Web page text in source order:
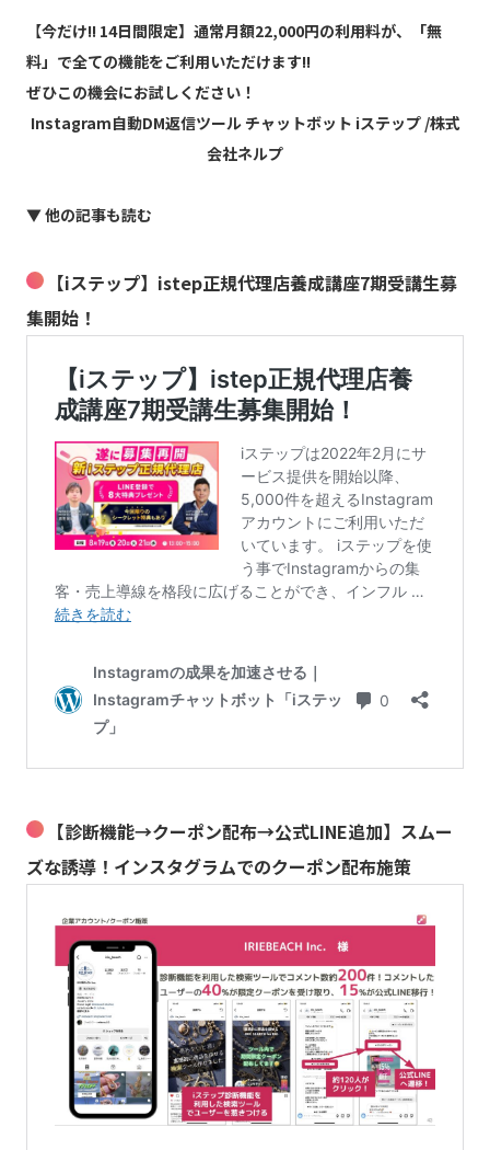
【今だけ!! 14日間限定】通常月額22,000円の利用料が、「無
料」で全ての機能をご利用いただけます!!
ぜひこの機会にお試しください！
Instagram自動DM返信ツール チャットボット iステップ /株式
会社ネルプ
▼ 他の記事も読む
【iステップ】istep正規代理店養成講座7期受講生募
集開始！
【診断機能→クーポン配布→公式LINE追加】スムー
ズな誘導！インスタグラムでのクーポン配布施策